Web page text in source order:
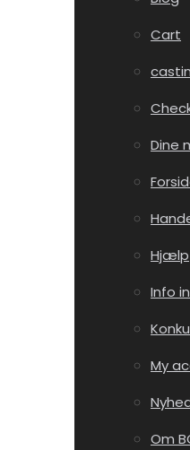
Cart
Dine
Hjælp
Info
My
Om